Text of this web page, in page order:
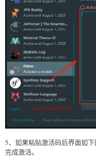
5、如果粘贴激活码后界面如
完成激活。